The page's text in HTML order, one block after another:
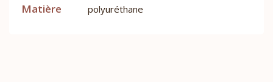
Matière polyuréthane